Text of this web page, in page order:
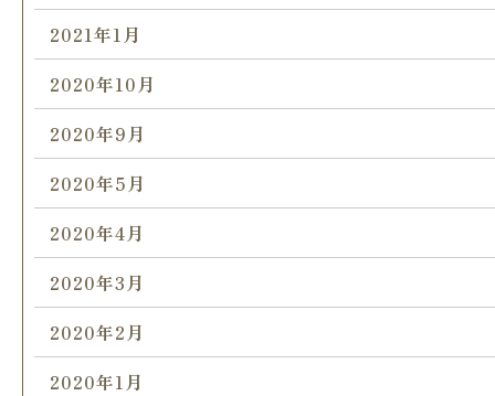
2021年1月
2020年10月
2020年9月
2020年5月
2020年4月
2020年3月
2020年2月
2020年1月